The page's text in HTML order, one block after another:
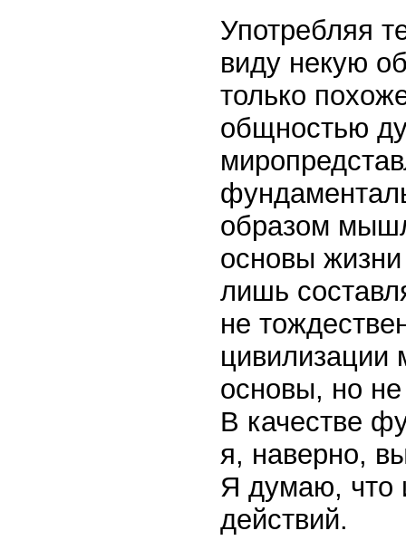
Употребляя
виду некую
только
общностью
образом
основы
лишь
не
цивилизации
основы, но
В качестве
я, наверно,
Я думаю, что
действий.